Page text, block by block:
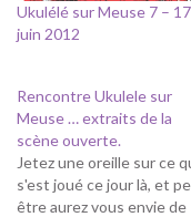
Ukulélé sur Meuse 7 – 17
juin 2012
Rencontre Ukulele sur
Meuse … extraits de la
scène ouverte.
Jetez une oreille sur ce
s'est joué ce jour là, et
être aurez vous envie de